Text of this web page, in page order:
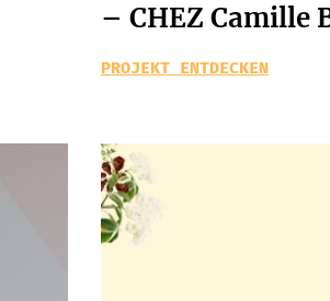
– CHEZ Camille
PROJEKT ENTDECKEN